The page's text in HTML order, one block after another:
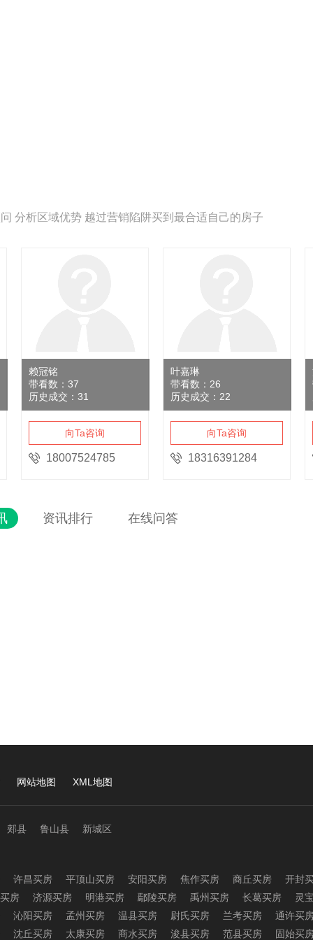
分析区域优势 越过营销陷阱买到最合适自己的房子
赖冠铭
带看数： 37
历史成交： 31
向Ta咨询
18007524785
叶嘉琳
带看数： 26
历史成交： 22
向Ta咨询
18316391284
资讯排行 在线问答
网站地图 XML地图
郏县 鲁山县 新城区
许昌买房 平顶山买房 安阳买房 焦作买房 商丘买房
开封
房 济源买房 明港买房 鄢陵买房 禹州买房 长葛买房
灵
沁阳买房 孟州买房 温县买房 尉氏买房 兰考买房
通许买
沈丘买房 太康买房 商水买房 浚县买房 范县买房 固始买